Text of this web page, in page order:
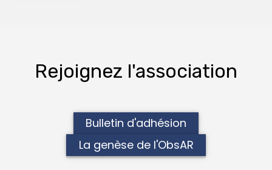
Rejoignez l'association
Bulletin d'adhésion
La genèse de l'ObsAR